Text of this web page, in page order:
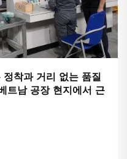
착과 거리 없는 품질
트남 공장 현지에서 근